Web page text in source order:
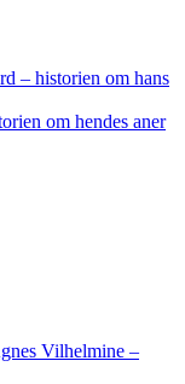
– historien om hans
om hendes aner
Vilhelmine –